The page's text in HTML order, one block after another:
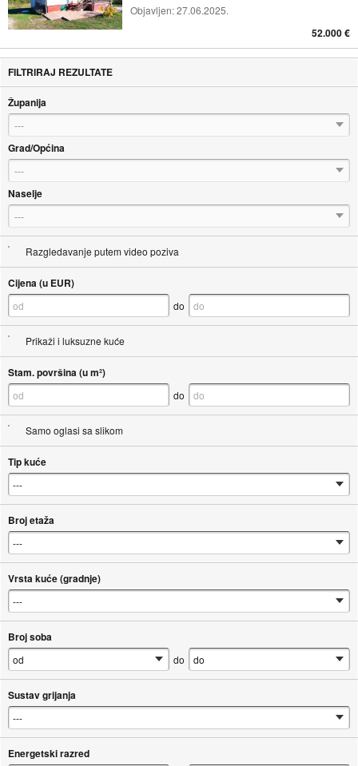
Objavljen:27.06.2025.
52.000 €
FILTRIRAJ REZULTATE
Županija
---
Grad/Općina
---
Naselje
---
Razgledavanje putem video poziva
Cijena (u EUR)
do
Prikaži i luksuzne kuće
Stam. površina (u m²)
do
Samo oglasi sa slikom
Tip kuće
Broj etaža
Vrsta kuće (gradnje)
Broj soba
do
Sustav grijanja
Energetski razred